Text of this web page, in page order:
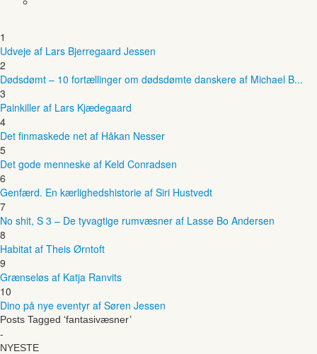
1
Udveje af Lars Bjerregaard Jessen
2
Dødsdømt – 10 fortællinger om dødsdømte danskere af Michael B...
3
Painkiller af Lars Kjædegaard
4
Det finmaskede net af Håkan Nesser
5
Det gode menneske af Keld Conradsen
6
Genfærd. En kærlighedshistorie af Siri Hustvedt
7
No shit, S 3 – De tyvagtige rumvæsner af Lasse Bo Andersen
8
Habitat af Theis Ørntoft
9
Grænseløs af Katja Ranvits
10
Dino på nye eventyr af Søren Jessen
Posts Tagged ‘fantasivæsner’
-
NYESTE